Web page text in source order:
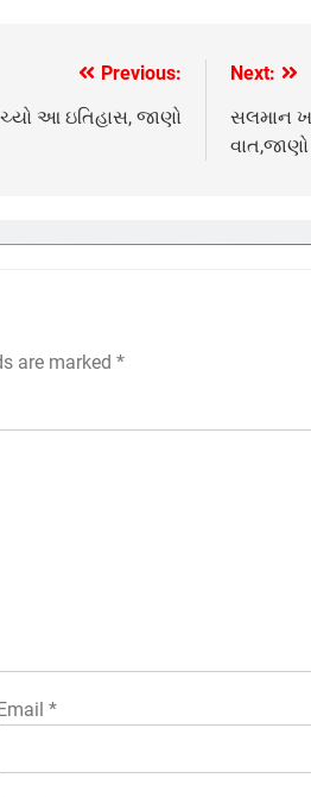
Previous:
આ ઇતિહાસ, જાણો
Next:
સલમાન
વાત,જાણો
are marked *
*